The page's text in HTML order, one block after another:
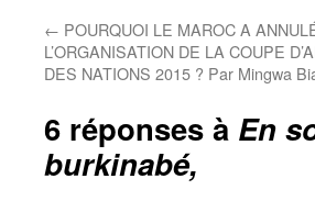
← POURQUOI LE MAROC A
L’ORGANISATION DE LA COUPE
DES NATIONS 2015 ? Par Mingwa
6 réponses à En
burkinabé,